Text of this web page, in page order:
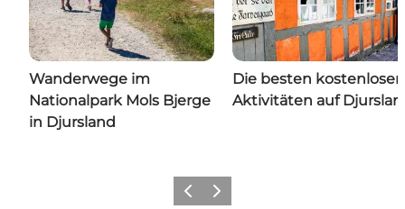
Wanderwege im
Nationalpark Mols Bjerge
in Djursland
Die besten kostenlosen
Aktivitäten auf
ZurückWeiter